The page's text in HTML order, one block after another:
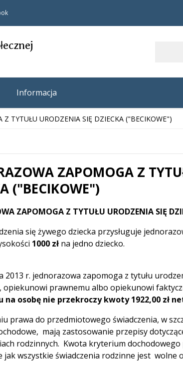
Informacja
Z TYTUŁU URODZENIA SIĘ DZIECKA ("BECIKOWE")
ZAPOMOGA Z
("BECIKOWE")
ZAPOMOGA Z TYTUŁU URODZENIA SIĘ
się żywego dziecka przysługuje
1000 zł na jedno dziecko.
2013 r. jednorazowa zapomoga z tytułu
opiekunowi prawnemu albo opiekunowi
na osobę nie przekroczy kwoty 1922,00 zł
prawa do przedmiotowego świadczenia, w
mają zastosowanie przepisy
rodzinnych. Kwota kryterium dochodowego
jak wszystkie świadczenia rodzinne jest wolne